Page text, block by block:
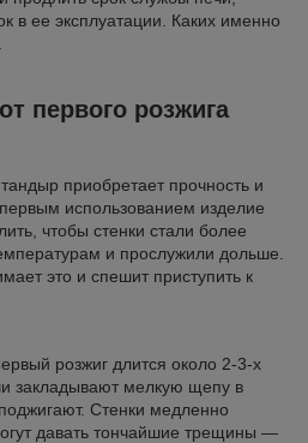
в ее эксплуатации. Каких именно
первого розжига
приобретает прочность и
использованием изделие
чтобы стенки стали более
и прослужили дольше.
это и спешит приступить к
розжиг длится около 2-3-х
закладывают мелкую щепу в
Стенки медленно
давать тончайшие трещины —